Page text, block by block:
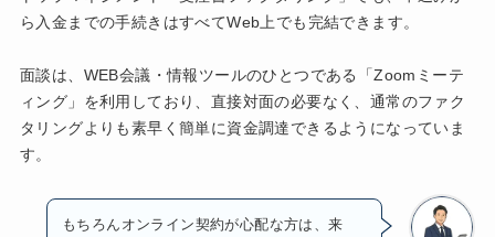
ら入金までの手続きはすべてWeb上でも完結できます。
面談は、WEB会議・情報ツールのひとつである「Zoomミーテ
ィング」を利用しており、直接対面の必要なく、通常のファク
タリングよりも素早く簡単に資金調達できるようになっていま
す。
もちろんオンライン契約が心配な方は、来